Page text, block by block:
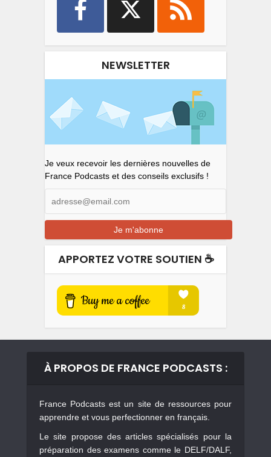
NEWSLETTER
Je veux recevoir les dernières nouvelles de
France Podcasts et des conseils exclusifs !
APPORTEZ VOTRE SOUTIEN ☕️
À PROPOS DE FRANCE PODCASTS :
France Podcasts est un site de ressources pour
apprendre et vous perfectionner en français.
Le site propose des articles spécialisés pour la
préparation des examens comme le DELF/DALF,